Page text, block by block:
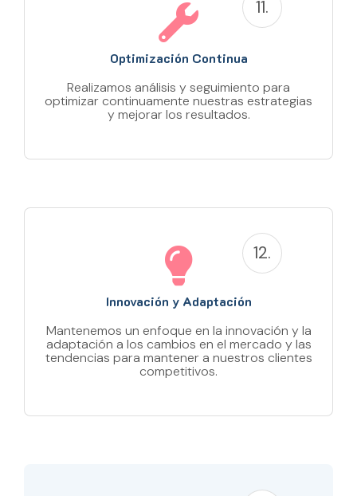
Optimización Continua
Realizamos análisis y seguimiento para
optimizar continuamente nuestras estrategias
y mejorar los resultados.
11.
Innovación y Adaptación
Mantenemos un enfoque en la innovación y la
adaptación a los cambios en el mercado y las
tendencias para mantener a nuestros clientes
competitivos.
12.